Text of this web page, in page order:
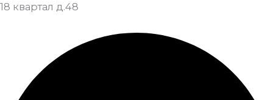
18 квартал д.48